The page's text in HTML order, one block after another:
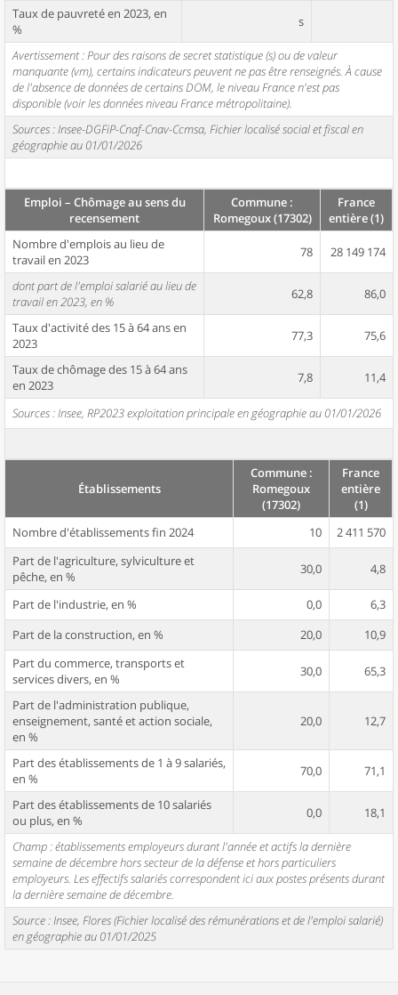
Taux de pauvreté en 2023, en
%
s
Avertissement : Pour des raisons de secret statistique (s) ou de valeur
manquante (vm), certains indicateurs peuvent ne pas être renseignés. À cause
de l'absence de données de certains DOM, le niveau France n'est pas
disponible (voir les données niveau France métropolitaine).
Sources : Insee-DGFiP-Cnaf-Cnav-Ccmsa, Fichier localisé social et fiscal en
géographie au 01/01/2026
Emploi – Chômage au sens du
recensement
Commune :
Romegoux (17302)
France
entière (1)
Nombre d'emplois au lieu de
travail en 2023
78 28 149 174
dont part de l'emploi salarié au lieu de
travail en 2023, en %
62,8 86,0
Taux d'activité des 15 à 64 ans en
2023
77,3 75,6
Taux de chômage des 15 à 64 ans
en 2023
7,8 11,4
Sources : Insee, RP2023 exploitation principale en géographie au 01/01/2026
Établissements
Commune :
Romegoux
(17302)
France
entière
(1)
Nombre d'établissements fin 2024
10
2 411 570
Part de l'agriculture, sylviculture et
pêche, en %
30,0 4,8
Part de l'industrie, en % 0,0
6,3
Part de la construction, en %
20,0
10,9
Part du commerce, transports et
services divers, en %
30,0 65,3
Part de l'administration publique,
enseignement, santé et action sociale,
en %
20,0 12,7
Part des établissements de 1 à 9 salariés,
en %
70,0 71,1
Part des établissements de 10 salariés
ou plus, en %
0,0 18,1
Champ : établissements employeurs durant l'année et actifs la dernière
semaine de décembre hors secteur de la défense et hors particuliers
employeurs. Les effectifs salariés correspondent ici aux postes présents durant
la dernière semaine de décembre.
Source : Insee, Flores (Fichier localisé des rémunérations et de l'emploi salarié)
en géographie au 01/01/2025